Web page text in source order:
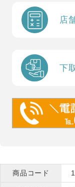
店
下
商品コード